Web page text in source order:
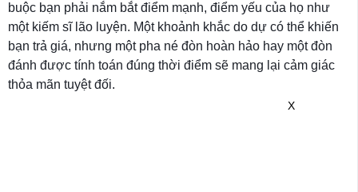
buộc bạn phải nắm bắt điểm mạnh, điểm yếu của họ như
một kiếm sĩ lão luyện. Một khoảnh khắc do dự có thể khiến
bạn trả giá, nhưng một pha né đòn hoàn hảo hay một đòn
đánh được tính toán đúng thời điểm sẽ mang lại cảm giác
thỏa mãn tuyệt đối.
X